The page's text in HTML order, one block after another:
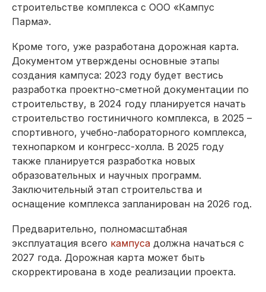
строительстве комплекса с ООО «Кампус
Парма».
Кроме того, уже разработана дорожная карта.
Документом утверждены основные этапы
создания кампуса: 2023 году будет вестись
разработка проектно-сметной документации по
строительству, в 2024 году планируется начать
строительство гостиничного комплекса, в 2025 –
спортивного, учебно-лабораторного комплекса,
технопарком и конгресс-холла. В 2025 году
также планируется разработка новых
образовательных и научных программ.
Заключительный этап строительства и
оснащение комплекса запланирован на 2026 год.
Предварительно, полномасштабная
эксплуатация всего кампуса должна начаться с
2027 года. Дорожная карта может быть
скорректирована в ходе реализации проекта.